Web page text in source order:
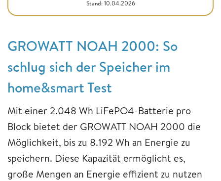
Stand: 10.04.2026
GROWATT NOAH 2000: So
schlug sich der Speicher im
home&smart Test
Mit einer 2.048 Wh LiFePO4-Batterie pro
Block bietet der GROWATT NOAH 2000 die
Möglichkeit, bis zu 8.192 Wh an Energie zu
speichern. Diese Kapazität ermöglicht es,
große Mengen an Energie effizient zu nutzen